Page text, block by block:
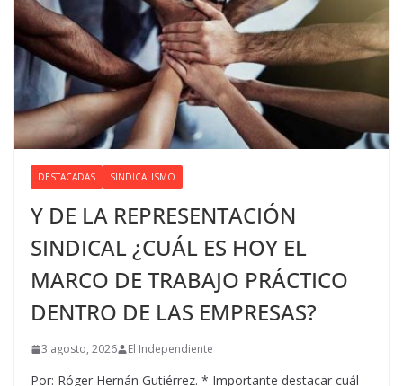
DESTACADAS SINDICALISMO
Y DE LA REPRESENTACIÓN
SINDICAL ¿CUÁL ES HOY EL
MARCO DE TRABAJO PRÁCTICO
DENTRO DE LAS EMPRESAS?
3 agosto, 2026 El Independiente
Por: Róger Hernán Gutiérrez. * Importante destacar cuál